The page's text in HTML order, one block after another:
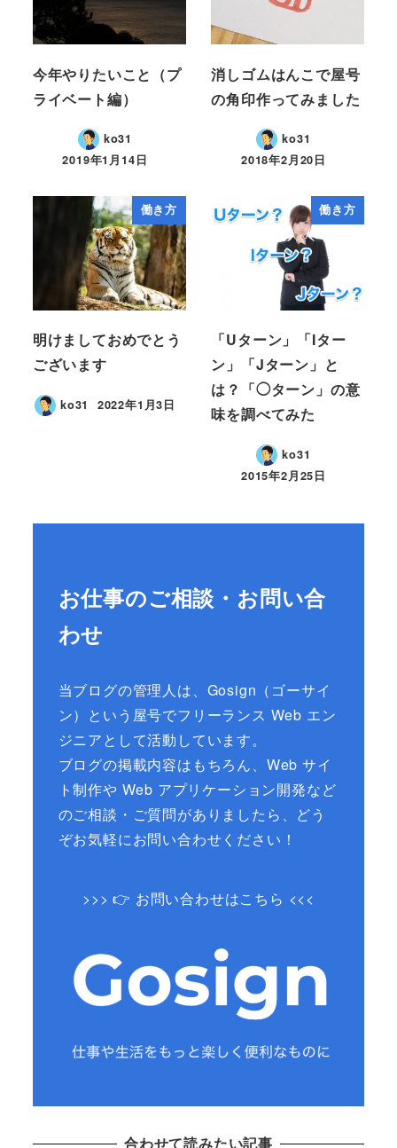
今年やりたいこと（プ
ライベート編）
ko31
2019年1月14日
消しゴムはんこで屋号
の角印作ってみました
ko31
2018年2月20日
働き方
明けましておめでとう
ございます
ko31 2022年1月3日
働き方
「Uターン」「Iター
ン」「Jターン」と
は？「◯ターン」の意
味を調べてみた
ko31
2015年2月25日
お仕事のご相談・お問い合
わせ
当ブログの管理人は、Gosign（ゴーサイ
ン）という屋号でフリーランス Web エン
ジニアとして活動しています。
ブログの掲載内容はもちろん、Web サイ
ト制作や Web アプリケーション開発など
のご相談・ご質問がありましたら、どう
ぞお気軽にお問い合わせください！
>>> 👉 お問い合わせはこちら <<<
合わせて読みたい記事